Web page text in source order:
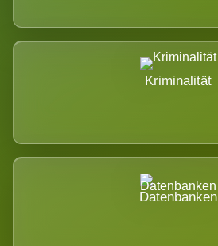
Kriminalität
Datenbanken